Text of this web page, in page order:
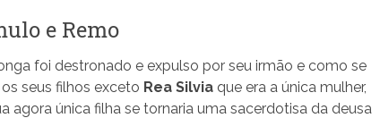
e Remo
foi destronado e expulso por seu irmão e como se
seus filhos exceto Rea Silvia que era a única mulher,
agora única filha se tornaria uma sacerdotisa da deusa